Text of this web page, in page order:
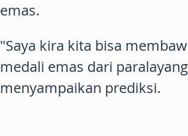
emas.
"Saya kira kita bisa
medali emas dari
menyampaikan prediksi.